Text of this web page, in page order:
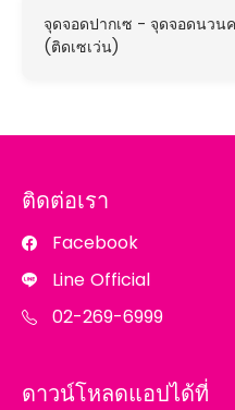
จุดจอดปากเซ - จุดจอดนวน
(ติดเซเว่น)
ติดต่อเรา
Facebook
Line Official
02-269-6999
ดาวน์โหลดแอปได้ที่